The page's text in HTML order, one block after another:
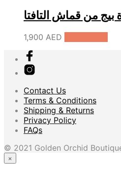
بيج من قماش التافتا
1,900 AED
Contact Us
Terms & Conditions
Shipping & Returns
Privacy Policy
FAQs
© 2021 Golden Orchid
×